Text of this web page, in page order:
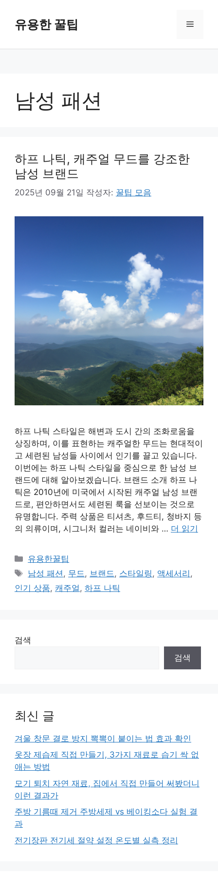
유용한 꿀팁 메
남성 패션
하프 나틱, 캐주얼 무드를 강조한
남성 브랜드
2025년 09월 21일 작성자: 꿀팁 모음
하프 나틱 스타일은 해변과 도시 간의 조화로움을
상징하며, 이를 표현하는 캐주얼한 무드는 현대적이
고 세련된 남성들 사이에서 인기를 끌고 있습니다.
이번에는 하프 나틱 스타일을 중심으로 한 남성 브
랜드에 대해 알아보겠습니다. 브랜드 소개 하프 나
틱은 2010년에 미국에서 시작된 캐주얼 남성 브랜
드로, 편안하면서도 세련된 룩을 선보이는 것으로
유명합니다. 주력 상품은 티셔츠, 후드티, 청바지 등
의 의류이며, 시그니처 컬러는 네이비와 … 더 읽기
카
테
고
리
유용한꿀팁
태
그
남성 패션 , 무드 , 브랜드 , 스타일링 , 액세서리 ,
인기 상품, 캐주얼 , 하프 나틱
검색
검색
최신 글
겨울 창문 결로 방지 뽁뽁이 붙이는 법 효과 확인
옷장 제습제 직접 만들기, 3가지 재료로 습기 싹 없
애는 방법
모기 퇴치 자연 재료, 집에서 직접 만들어 써봤더니
이런 결과가
주방 기름때 제거 주방세제 vs 베이킹소다 실험 결
과
전기장판 전기세 절약 설정 온도별 실측 정리